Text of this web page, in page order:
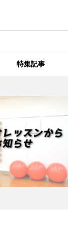
特集記事